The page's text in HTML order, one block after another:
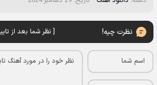
نظرت چیه! [ نظر شما بعد از